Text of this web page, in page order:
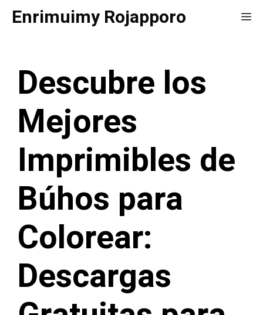
SaltarEnrimuimy Rojapporo
Descubre los
Mejores
Imprimibles de
Búhos para
Colorear:
Descargas